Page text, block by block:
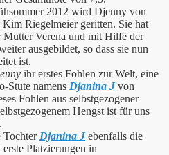
2012 wird Djenny von
Riegelmeier geritten. Sie hat
Mutter Verena und mit Hilfe der
ausgebildet, so dass sie nun
ist.
ihr erstes Fohlen zur Welt, eine
Stute namens Djanina Jvon
Fohlen aus selbstgezogener
Hengst ist für uns
Tochter Djanina Jebenfalls die
Platzierungen in